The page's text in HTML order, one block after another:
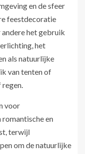
en de sfeer
feestdecoratie
het gebruik
het
als natuurlijke
van tenten of
voor
en
terwijl
om de natuurlijke